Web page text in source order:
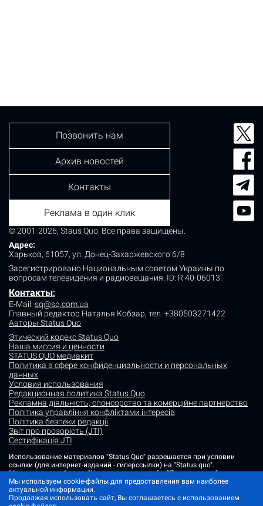
© 2001-2026, Staus Quo. Все права защищены.
Адрес:
Харьков, 61057, ул. Донец-Захаржевского 6/8
Зарегистрировано Национальным советом Украины по
вопросам телевидения и радиовещания. ID: R 40-06013.
Контакты:
E-Mail: sq@sq.com.ua
Главный редактор Наталья Кобзар, тел. +380503271422
Авторы Status Quo
Этический кодекс Status Quo
Наша миссия и ценности
STATUS QUO медиакит
Политика в сфере конфиденциальности и персональных
данных
Условия использования
Редакционная политика Status Quo
Рекламна діяльність, спонсорство та комерційне партнерство
Політика управління конфліктами інтересів
Політика безпеки редакції
Звіт про прозорість (JTI)
Сертифікація JTI
Позвонить нам
Архив новостей
Контакты
Реклама в один клик
Использование материалов "Status Quo" разрешается при условии
ссылки (для интернет-изданий - гиперссылки) на "Status quo".
Материалы в рубриках "Новости партнеров" и "Пресс-релизы"
размещаются на правах рекламы или в рамках некоммерческого
партнерства.
Изображения, содержащие метку "Status Quo" или не содержащие
Мы используем cookie-файлы для предоставления вам наиболее
актуальной информации.
Продолжая использовать сайт, Вы соглашаетесь с использованием